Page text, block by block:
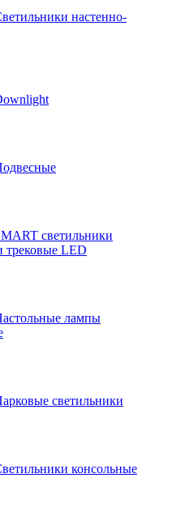
настенно-
светильники
трековые LED
лампы
светильники
консольные